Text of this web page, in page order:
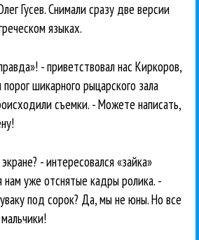
Гусев. Снимали сразу две версии
языках.
- приветствовал нас Киркоров,
шикарного рыцарского зала
съемки. - Можете написать,
- интересовался «зайка»
уже отснятые кадры ролика. -
под сорок? Да, мы не юны. Но все